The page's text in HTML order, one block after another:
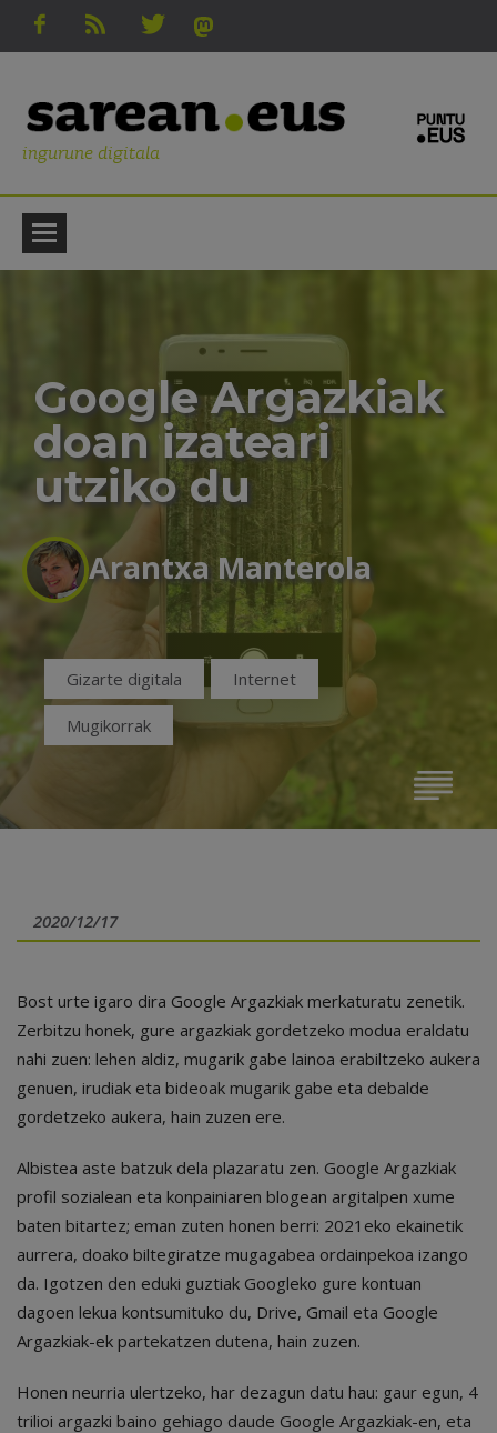
ingurune digitala
Google Argazkiak
doan izateari
utziko du
Arantxa Manterola
Gizarte digitala Internet
Mugikorrak
2020/12/17
Bost urte igaro dira Google Argazkiak merkaturatu zenetik.
Zerbitzu honek, gure argazkiak gordetzeko modua eraldatu
nahi zuen: lehen aldiz, mugarik gabe lainoa erabiltzeko aukera
genuen, irudiak eta bideoak mugarik gabe eta debalde
gordetzeko aukera, hain zuzen ere.
Albistea aste batzuk dela plazaratu zen. Google Argazkiak
profil sozialean eta konpainiaren blogean argitalpen xume
baten bitartez; eman zuten honen berri: 2021eko ekainetik
aurrera, doako biltegiratze mugagabea ordainpekoa izango
da. Igotzen den eduki guztiak Googleko gure kontuan
dagoen lekua kontsumituko du, Drive, Gmail eta Google
Argazkiak-ek partekatzen dutena, hain zuzen.
Honen neurria ulertzeko, har dezagun datu hau: gaur egun, 4
trilioi argazki baino gehiago daude Google Argazkiak-en, eta